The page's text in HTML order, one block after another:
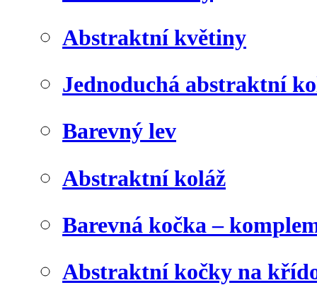
Abstraktní květiny
Jednoduchá abstraktní
Barevný lev
Abstraktní koláž
Barevná kočka –
Abstraktní kočky na